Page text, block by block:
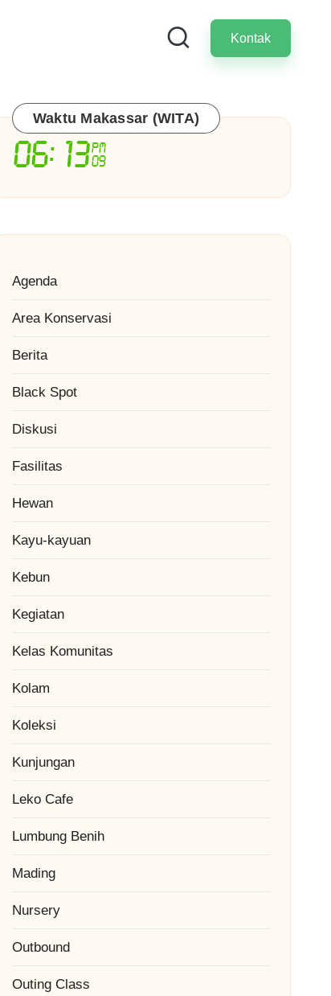
Kontak
Waktu Makassar (WITA)
Agenda
Area Konservasi
Berita
Black Spot
Diskusi
Fasilitas
Hewan
Kayu-kayuan
Kebun
Kegiatan
Kelas Komunitas
Kolam
Koleksi
Kunjungan
Leko Cafe
Lumbung Benih
Mading
Nursery
Outbound
Outing Class